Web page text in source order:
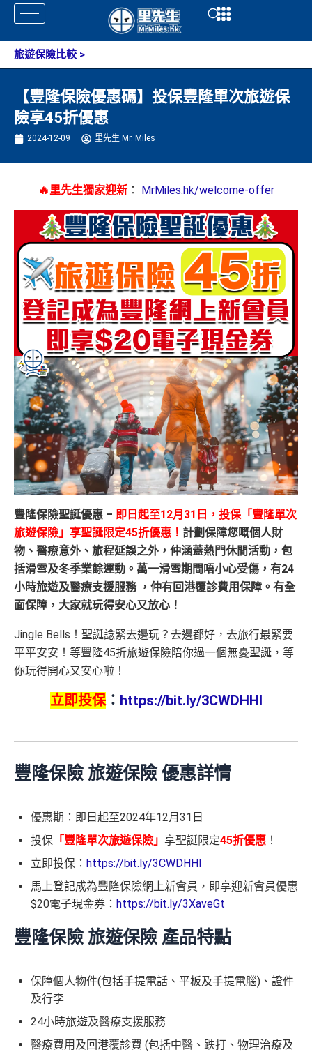
Skip
content
Open
旅遊保險比較 >
【豐隆保險優惠碼】投保豐隆單次旅遊保
險享45折優惠
2024-12-09 里先生 Mr. Miles
🔥里先生獨家迎新： MrMiles.hk/welcome-offer
豐隆保險聖誕優惠 – 即日起至12月31日，投保「豐隆單次
旅遊保險」享聖誕限定45折優惠！ 計劃保障您嘅個人財
物、醫療意外、旅程延誤之外，仲涵蓋熱門休閒活動，包
括滑雪及冬季業餘運動。萬一滑雪期間唔小心受傷，有24
小時旅遊及醫療支援服務 ，仲有回港覆診費用保障。有全
面保障，大家就玩得安心又放心！
Jingle Bells！聖誕諗緊去邊玩？去邊都好，去旅行最緊要
平平安安！等豐隆45折旅遊保險陪你過一個無憂聖誕，等
你玩得開心又安心啦！
立即投保： https://bit.ly/3CWDHHI
豐隆保險 旅遊保險 優惠詳情
優惠期：即日起至2024年12月31日
投保 「豐隆單次旅遊保險」 享聖誕限定45折優惠 ！
立即投保： https://bit.ly/3CWDHHI
馬上登記成為豐隆保險網上新會員，即享迎新會員優惠
$20電子現金券： https://bit.ly/3XaveGt
豐隆保險 旅遊保險 產品特點
保障個人物件(包括手提電話、平板及手提電腦)、證件
及行李
24小時旅遊及醫療支援服務
醫療費用及回港覆診費 (包括中醫、跌打、物理治療及